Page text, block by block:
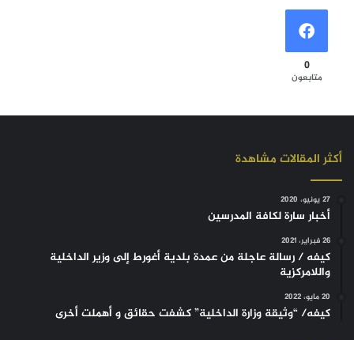
0
متابعون
أكثر المقالات مشاهدة
27 يونيو، 2020
أخبار سارة لكافة المدرسين
26 فبراير، 2021
كيفه / رسالة عاجلة من عمدة بلدية أغورط إلى وزير الداخلية
واللامركزية
20 مايو، 2022
كيفه/ “وثيقة وزارة الداخلية” كشفت حقائق و أهملت أخرى